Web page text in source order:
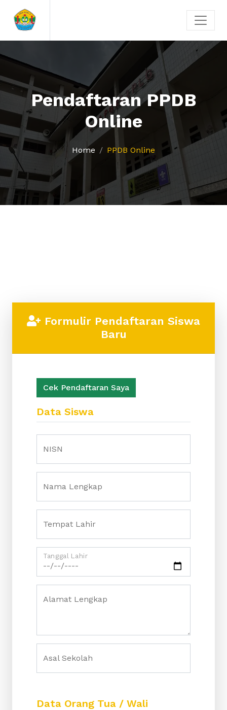
Pendaftaran PPDB
Online
Home PPDB Online
Formulir Pendaftaran Siswa
Baru
Cek Pendaftaran Saya
Data Siswa
NISN
Nama Lengkap
Tempat Lahir
Tanggal Lahir
Alamat Lengkap
Asal Sekolah
Data Orang Tua / Wali